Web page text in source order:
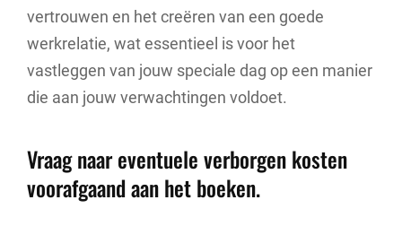
vertrouwen en het creëren van een goede
werkrelatie, wat essentieel is voor het
vastleggen van jouw speciale dag op een manier
die aan jouw verwachtingen voldoet.
Vraag naar eventuele verborgen kosten
voorafgaand aan het boeken.